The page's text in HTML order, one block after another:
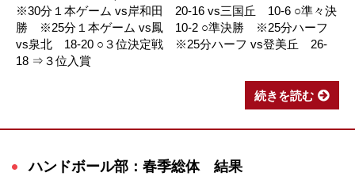
※30分１本ゲーム vs岸和田 20-16 vs三国丘 10-6 ○準々決
勝 ※25分１本ゲーム vs鳳 10-2 ○準決勝 ※25分ハーフ
vs泉北 18-20 ○３位決定戦 ※25分ハーフ vs登美丘 26-
18 ⇒３位入賞
続きを読む
ハンドボール部：春季総体 結果